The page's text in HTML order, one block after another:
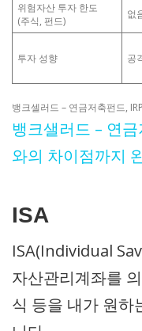
위험자산 투자 한도
(주식, 펀드)
없
투자 성향 공
뱅크셀러드 – 연금저축펀드,
뱅크샐러드 – 연
와의 차이점까지
ISA
ISA(Individual
자산관리계좌를
식 등을 내가 원하